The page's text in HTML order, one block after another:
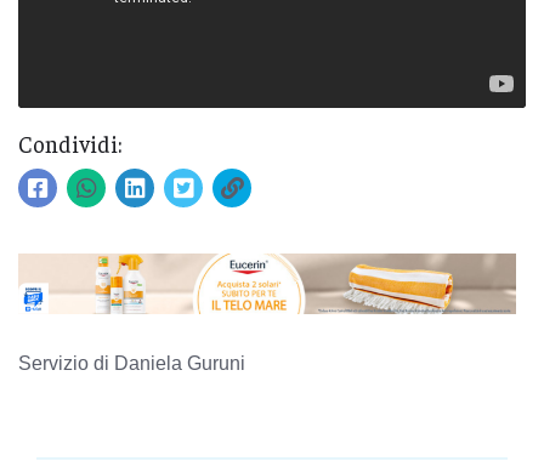
Condividi:
Servizio di Daniela Guruni